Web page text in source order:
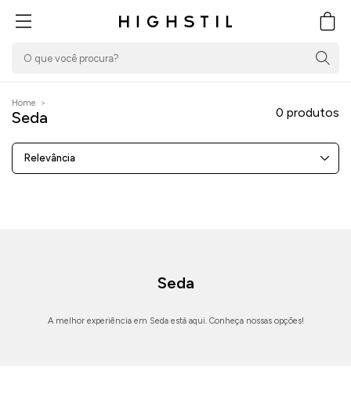
Relevância
Home >
Seda 0 produtos
Seda
A melhor experiência em Seda está aqui. Conheça nossas opções!